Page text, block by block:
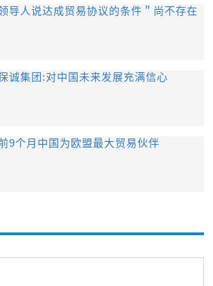
导人说达成贸易协议的条件＂尚不存在
诚集团:对中国未来发展充满信心
9个月中国为欧盟最大贸易伙伴